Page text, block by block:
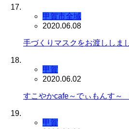
甲賀市全域
2020.06.08
手づくりマスクをお渡ししま
甲賀
2020.06.02
すこやかcafe～でぃもんす～
甲賀